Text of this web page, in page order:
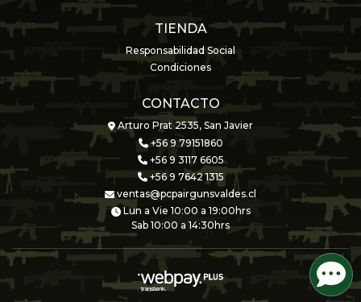
TIENDA
Responsabilidad Social
Condiciones
CONTACTO
Arturo Prat 2535, San Javier
+56 9 79151860
+56 9 3117 6605
+56 9 7642 1315
ventas@pcpairgunsvaldes.cl
Lun a Vie 10:00 a 19:00hrs
Sab 10:00 a 14:30hrs